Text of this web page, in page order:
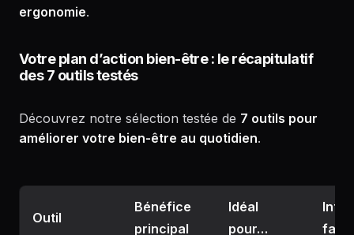
ergonomie.
Votre plan d’action bien-être : le récapitulatif
des 7 outils testés
Découvrez notre sélection testée de 7 outils pour
améliorer votre bien-être au quotidien.
Outil
Bénéfice
principal
Idéal
pour…